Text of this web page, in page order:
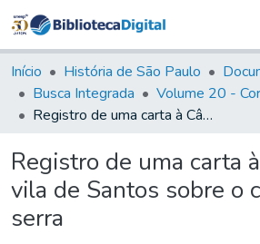
&
Coleções
Tudo na
Biblioteca
Estatísticas
Início História de São Paulo
Busca Integrada
Registro de uma carta à Câmara da vila de Santos sobre o caminho da serra
Registro de uma carta
vila de Santos sobre o
serra